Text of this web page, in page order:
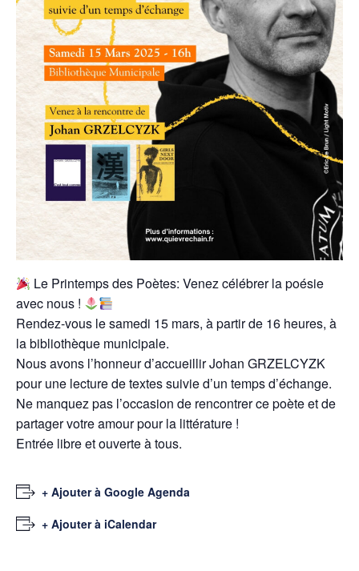
Le Printemps des Poètes: Venez célébrer la poésie
avec nous !
Rendez-vous le samedi 15 mars, à partir de 16 heures, à
la bibliothèque municipale.
Nous avons l’honneur d’accueillir Johan GRZELCYZK
pour une lecture de textes suivie d’un temps d’échange.
Ne manquez pas l’occasion de rencontrer ce poète et de
partager votre amour pour la littérature !
Entrée libre et ouverte à tous.
+ Ajouter à Google Agenda
+ Ajouter à iCalendar